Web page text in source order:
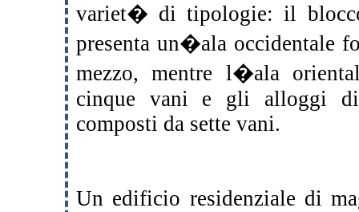
variet� di tipologie: il
presenta un�ala occidentale
mezzo, mentre l�ala
cinque vani e gli alloggi
composti da sette vani.
Un edificio residenziale di